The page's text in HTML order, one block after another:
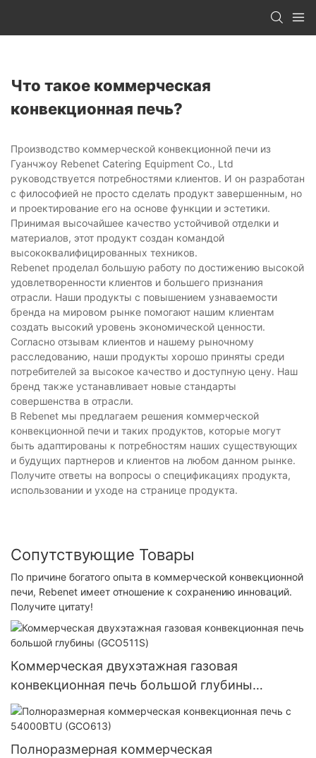
Что такое коммерческая
конвекционная печь?
Производство коммерческой конвекционной печи из
Гуанчжоу Rebenet Catering Equipment Co., Ltd
руководствуется потребностями клиентов. И он разработан
с философией не просто сделать продукт завершенным, но
и проектирование его на основе функции и эстетики.
Принимая высочайшее качество устойчивой отделки и
материалов, этот продукт создан командой
высококвалифицированных техников.
Rebenet проделал большую работу по достижению высокой
удовлетворенности клиентов и большего признания
отрасли. Наши продукты с повышением узнаваемости
бренда на мировом рынке помогают нашим клиентам
создать высокий уровень экономической ценности.
Согласно отзывам клиентов и нашему рыночному
расследованию, наши продукты хорошо приняты среди
потребителей за высокое качество и доступную цену. Наш
бренд также устанавливает новые стандарты
совершенства в отрасли.
В Rebenet мы предлагаем решения коммерческой
конвекционной печи и таких продуктов, которые могут
быть адаптированы к потребностям наших существующих
и будущих партнеров и клиентов на любом данном рынке.
Получите ответы на вопросы о спецификациях продукта,
использовании и уходе на странице продукта.
Сопутствующие Товары
По причине богатого опыта в коммерческой конвекционной
печи, Rebenet имеет отношение к сохранению инноваций.
Получите цитату!
Коммерческая двухэтажная газовая
конвекционная печь большой глубины
(GCO511S)
Полноразмерная коммерческая